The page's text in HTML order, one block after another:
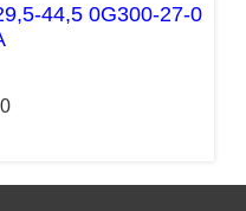
44,5 0G300-27-0